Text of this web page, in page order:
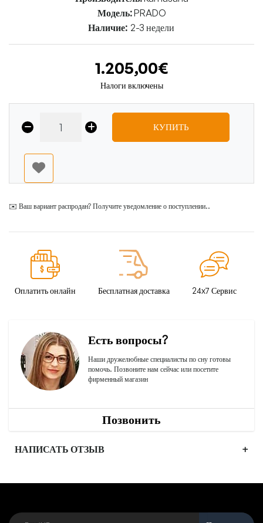
Модель:PRADO
Наличие: 2-3 недели
1.205,00€
Налоги включены
КУПИТЬ
✉️ Ваш вариант распродан? Получите уведомление о поступлении..
Оплатить онлайн Бесплатная доставка 24x7 Сервис
Есть вопросы?
Наши дружелюбные специалисты по сну готовы
помочь. Позвоните нам сейчас или посетите
фирменный магазин
Позвонить
НАПИСАТЬ ОТЗЫВ